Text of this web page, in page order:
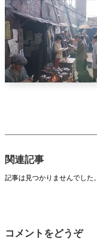
関連記事
記事は見つかりませんでした。
コメントをどうぞ